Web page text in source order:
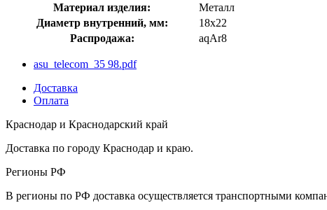
Материал изделия:
Металл
Диаметр внутренний, мм:
18x22
Распродажа:
aqAr8
asu_telecom_35 98.pdf
Доставка
Оплата
Краснодар и Краснодарский край
Доставка по городу Краснодар и краю.
Регионы РФ
В регионы по РФ доставка осуществляется транспортными